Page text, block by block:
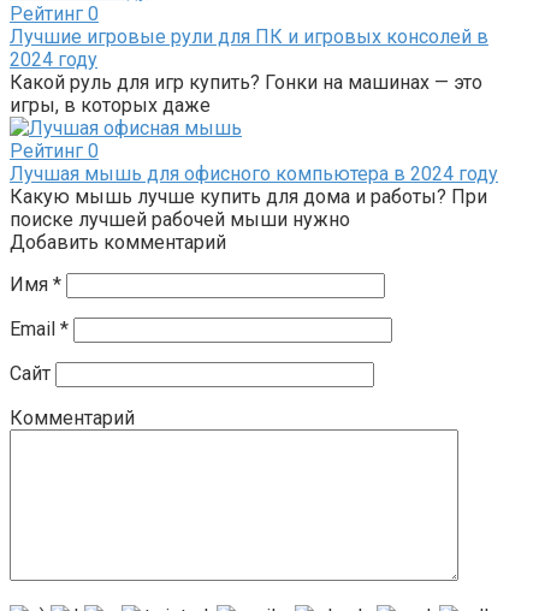
Рейтинг 0
Лучшие игровые рули для ПК и игровых консолей в
2024 году
Какой руль для игр купить? Гонки на машинах — это
игры, в которых даже
Рейтинг 0
Лучшая мышь для офисного компьютера в 2024 году
Какую мышь лучше купить для дома и работы? При
поиске лучшей рабочей мыши нужно
Добавить комментарий
Имя *
Email *
Сайт
Комментарий